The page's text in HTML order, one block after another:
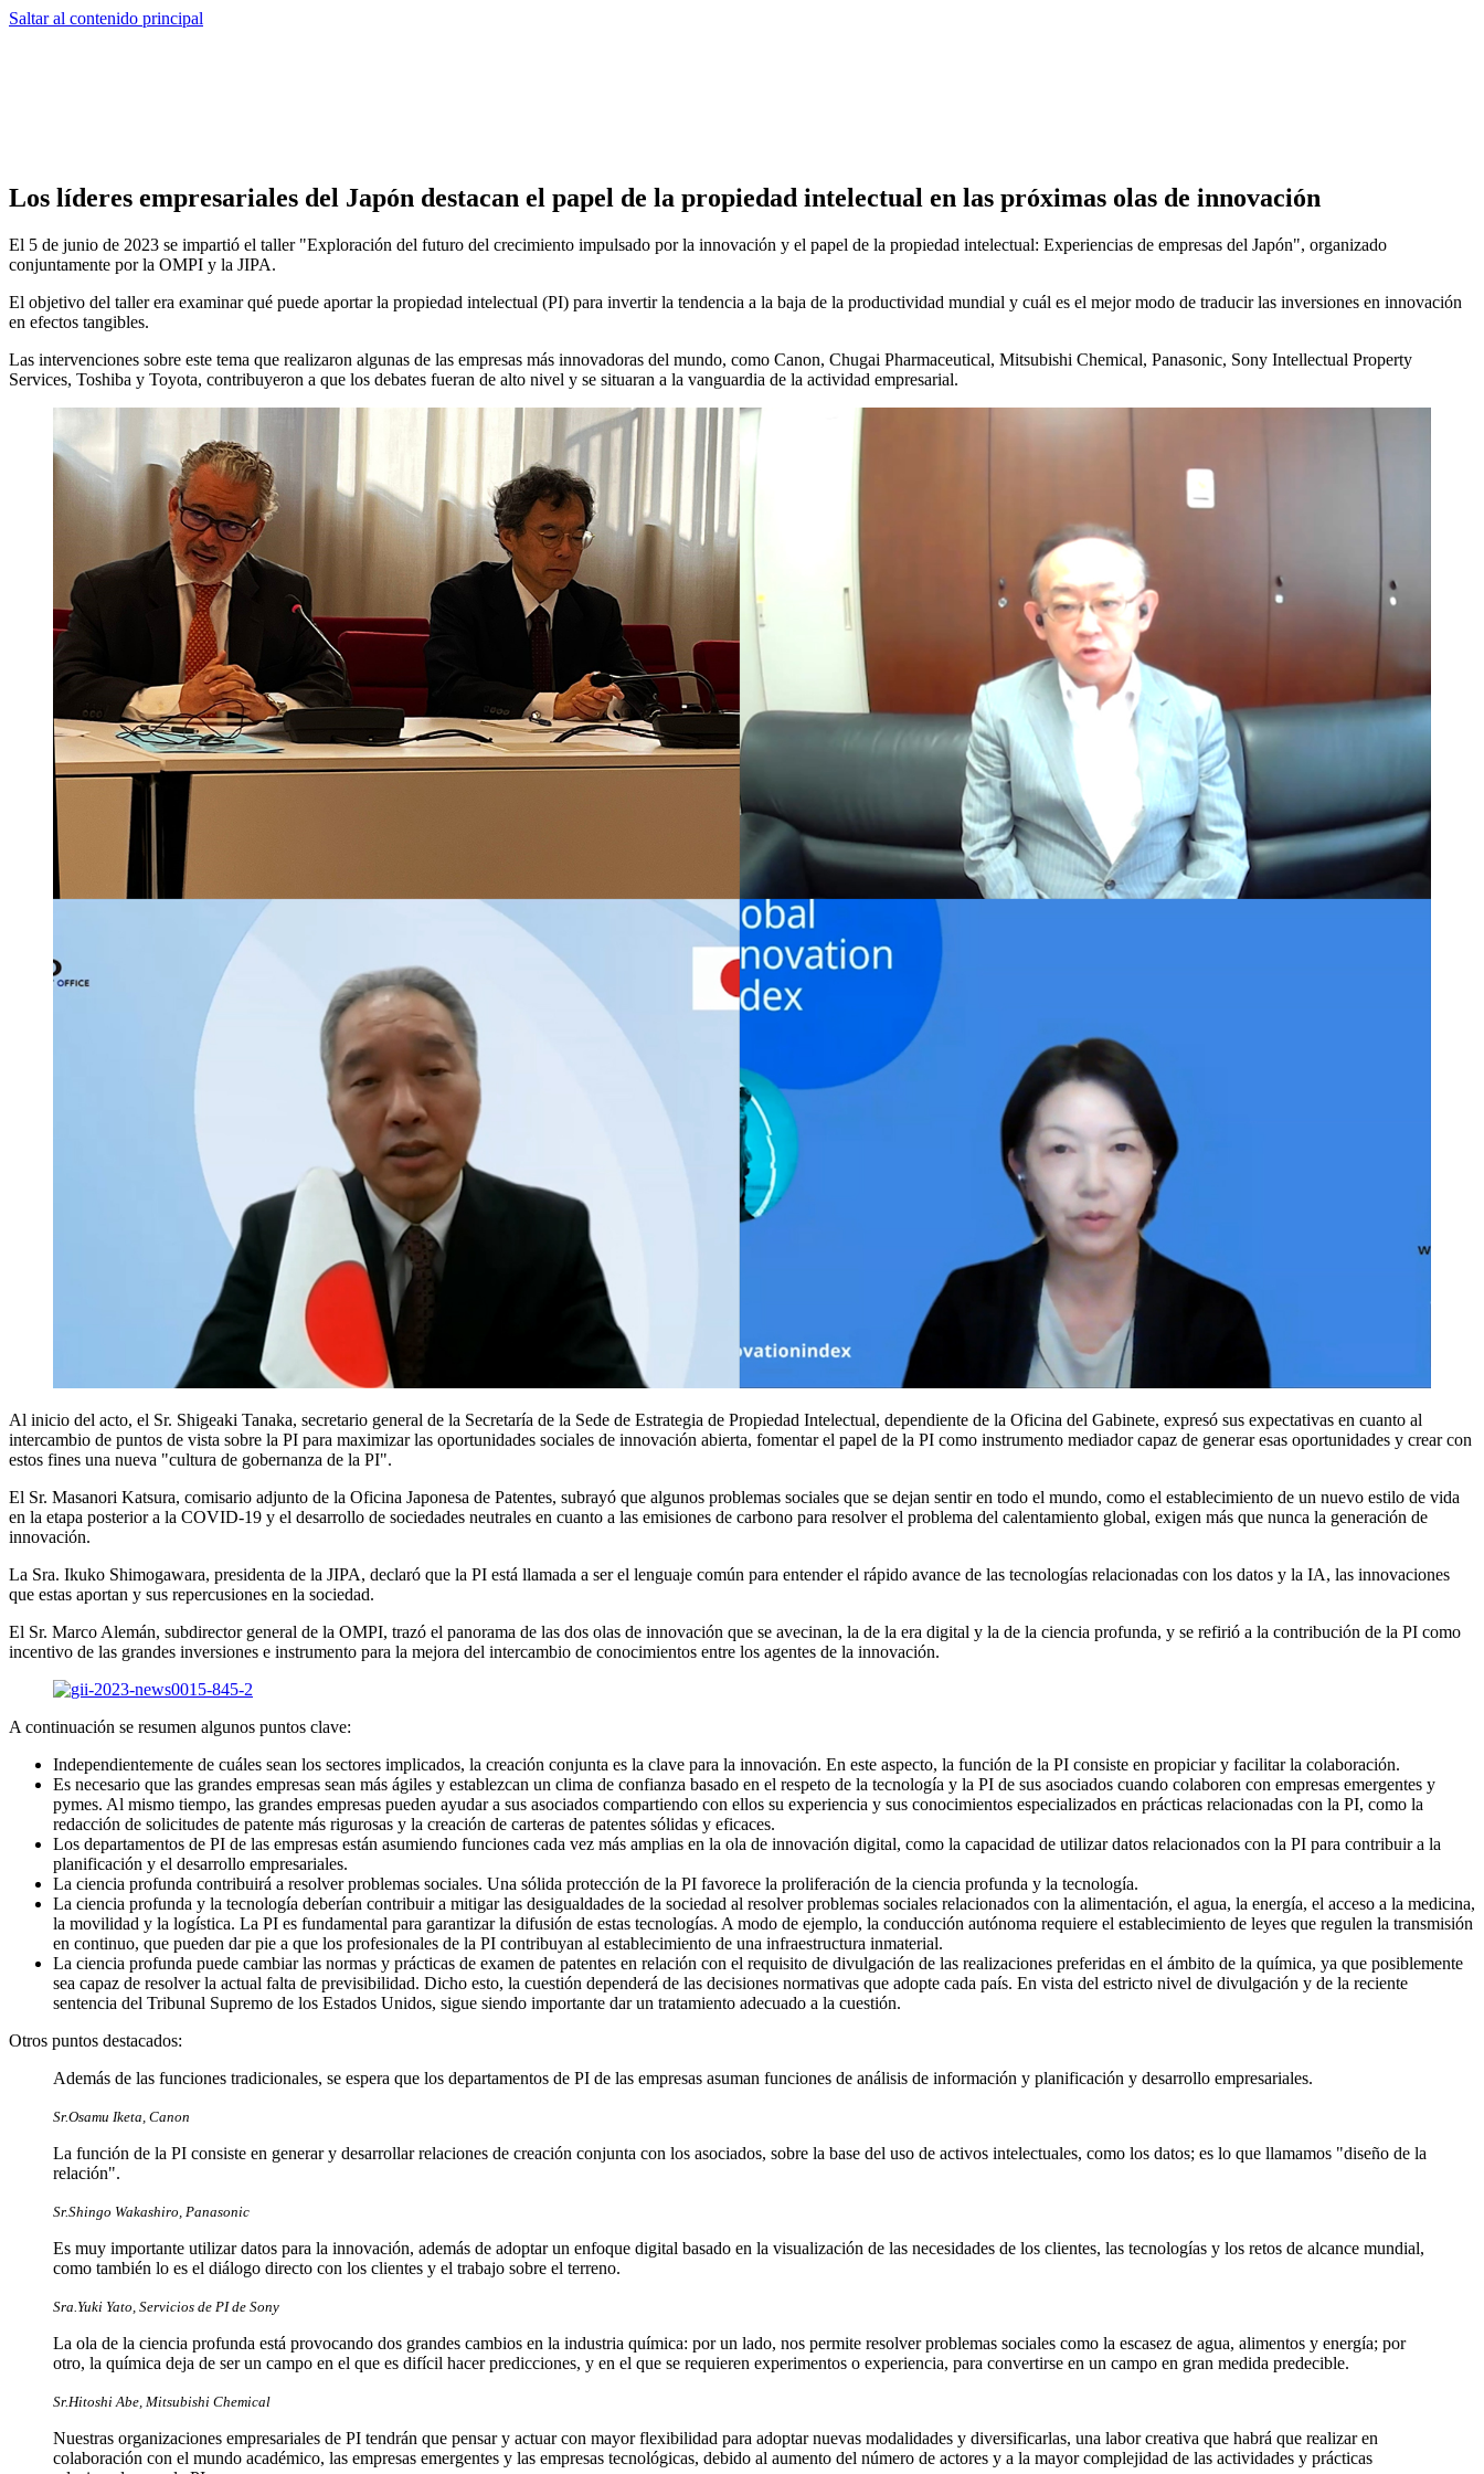
Saltar al contenido principal
Los líderes empresariales del Japón destacan el papel de la propiedad intelectual en las próximas olas de innovación
El 5 de junio de 2023 se impartió el taller "Exploración del futuro del crecimiento impulsado por la innovación y el papel de la propiedad intelectual: Experiencias de empresas del Japón", organizado
conjuntamente por la OMPI y la JIPA.
El objetivo del taller era examinar qué puede aportar la propiedad intelectual (PI) para invertir la tendencia a la baja de la productividad mundial y cuál es el mejor modo de traducir las inversiones en innovación
en efectos tangibles.
Las intervenciones sobre este tema que realizaron algunas de las empresas más innovadoras del mundo, como Canon, Chugai Pharmaceutical, Mitsubishi Chemical, Panasonic, Sony Intellectual Property
Services, Toshiba y Toyota, contribuyeron a que los debates fueran de alto nivel y se situaran a la vanguardia de la actividad empresarial.
Al inicio del acto, el Sr. Shigeaki Tanaka, secretario general de la Secretaría de la Sede de Estrategia de Propiedad Intelectual, dependiente de la Oficina del Gabinete, expresó sus expectativas en cuanto al
intercambio de puntos de vista sobre la PI para maximizar las oportunidades sociales de innovación abierta, fomentar el papel de la PI como instrumento mediador capaz de generar esas oportunidades y crear con
estos fines una nueva "cultura de gobernanza de la PI".
El Sr. Masanori Katsura, comisario adjunto de la Oficina Japonesa de Patentes, subrayó que algunos problemas sociales que se dejan sentir en todo el mundo, como el establecimiento de un nuevo estilo de vida
en la etapa posterior a la COVID-19 y el desarrollo de sociedades neutrales en cuanto a las emisiones de carbono para resolver el problema del calentamiento global, exigen más que nunca la generación de
innovación.
La Sra. Ikuko Shimogawara, presidenta de la JIPA, declaró que la PI está llamada a ser el lenguaje común para entender el rápido avance de las tecnologías relacionadas con los datos y la IA, las innovaciones
que estas aportan y sus repercusiones en la sociedad.
El Sr. Marco Alemán, subdirector general de la OMPI, trazó el panorama de las dos olas de innovación que se avecinan, la de la era digital y la de la ciencia profunda, y se refirió a la contribución de la PI como
incentivo de las grandes inversiones e instrumento para la mejora del intercambio de conocimientos entre los agentes de la innovación.
A continuación se resumen algunos puntos clave:
Independientemente de cuáles sean los sectores implicados, la creación conjunta es la clave para la innovación. En este aspecto, la función de la PI consiste en propiciar y facilitar la colaboración.
Es necesario que las grandes empresas sean más ágiles y establezcan un clima de confianza basado en el respeto de la tecnología y la PI de sus asociados cuando colaboren con empresas emergentes y
pymes. Al mismo tiempo, las grandes empresas pueden ayudar a sus asociados compartiendo con ellos su experiencia y sus conocimientos especializados en prácticas relacionadas con la PI, como la
redacción de solicitudes de patente más rigurosas y la creación de carteras de patentes sólidas y eficaces.
Los departamentos de PI de las empresas están asumiendo funciones cada vez más amplias en la ola de innovación digital, como la capacidad de utilizar datos relacionados con la PI para contribuir a la
planificación y el desarrollo empresariales.
La ciencia profunda contribuirá a resolver problemas sociales. Una sólida protección de la PI favorece la proliferación de la ciencia profunda y la tecnología.
La ciencia profunda y la tecnología deberían contribuir a mitigar las desigualdades de la sociedad al resolver problemas sociales relacionados con la alimentación, el agua, la energía, el acceso a la medicina,
la movilidad y la logística. La PI es fundamental para garantizar la difusión de estas tecnologías. A modo de ejemplo, la conducción autónoma requiere el establecimiento de leyes que regulen la transmisión
en continuo, que pueden dar pie a que los profesionales de la PI contribuyan al establecimiento de una infraestructura inmaterial.
La ciencia profunda puede cambiar las normas y prácticas de examen de patentes en relación con el requisito de divulgación de las realizaciones preferidas en el ámbito de la química, ya que posiblemente
sea capaz de resolver la actual falta de previsibilidad. Dicho esto, la cuestión dependerá de las decisiones normativas que adopte cada país. En vista del estricto nivel de divulgación y de la reciente
sentencia del Tribunal Supremo de los Estados Unidos, sigue siendo importante dar un tratamiento adecuado a la cuestión.
Otros puntos destacados:
Además de las funciones tradicionales, se espera que los departamentos de PI de las empresas asuman funciones de análisis de información y planificación y desarrollo empresariales.
Sr.Osamu Iketa, Canon
La función de la PI consiste en generar y desarrollar relaciones de creación conjunta con los asociados, sobre la base del uso de activos intelectuales, como los datos; es lo que llamamos "diseño de la
relación".
Sr.Shingo Wakashiro, Panasonic
Es muy importante utilizar datos para la innovación, además de adoptar un enfoque digital basado en la visualización de las necesidades de los clientes, las tecnologías y los retos de alcance mundial,
como también lo es el diálogo directo con los clientes y el trabajo sobre el terreno.
Sra.Yuki Yato, Servicios de PI de Sony
La ola de la ciencia profunda está provocando dos grandes cambios en la industria química: por un lado, nos permite resolver problemas sociales como la escasez de agua, alimentos y energía; por
otro, la química deja de ser un campo en el que es difícil hacer predicciones, y en el que se requieren experimentos o experiencia, para convertirse en un campo en gran medida predecible.
Sr.Hitoshi Abe, Mitsubishi Chemical
Nuestras organizaciones empresariales de PI tendrán que pensar y actuar con mayor flexibilidad para adoptar nuevas modalidades y diversificarlas, una labor creativa que habrá que realizar en
colaboración con el mundo académico, las empresas emergentes y las empresas tecnológicas, debido al aumento del número de actores y a la mayor complejidad de las actividades y prácticas